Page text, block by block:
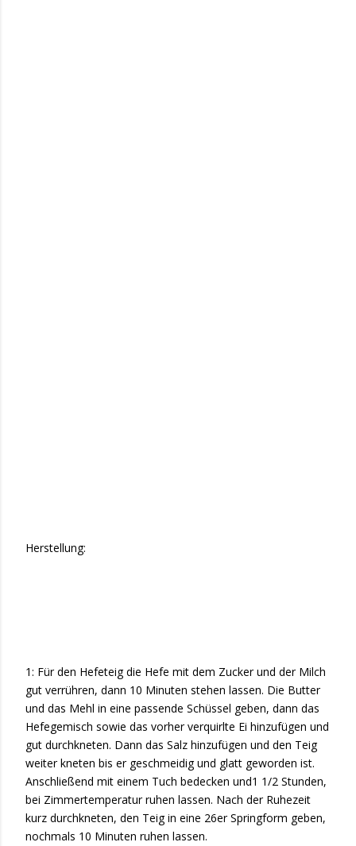
Herstellung:
1: Für den Hefeteig die Hefe mit dem Zucker und der Milch
gut verrühren, dann 10 Minuten stehen lassen. Die Butter
und das Mehl in eine passende Schüssel geben, dann das
Hefegemisch sowie das vorher verquirlte Ei hinzufügen und
gut durchkneten. Dann das Salz hinzufügen und den Teig
weiter kneten bis er geschmeidig und glatt geworden ist.
Anschließend mit einem Tuch bedecken und1 1/2 Stunden,
bei Zimmertemperatur ruhen lassen. Nach der Ruhezeit
kurz durchkneten, den Teig in eine 26er Springform geben,
nochmals 10 Minuten ruhen lassen.